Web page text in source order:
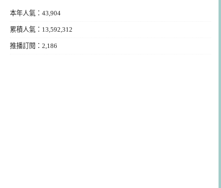
本年人氣：43,904
累積人氣：13,592,312
推播訂閱：2,186